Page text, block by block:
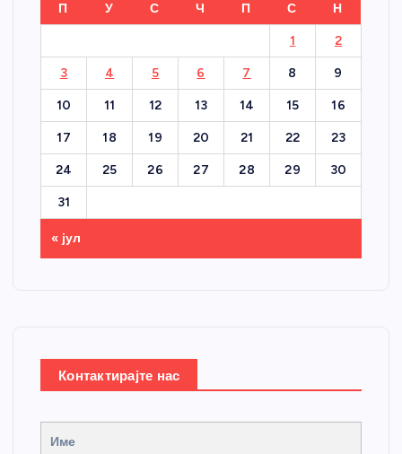
П У С Ч П С Н
1 2
3 4 5 6 7 8 9
10 11 12 13 14 15 16
17 18 19 20 21 22 23
24 25 26 27 28 29 30
31
« јул
Контактирајте нас
Име